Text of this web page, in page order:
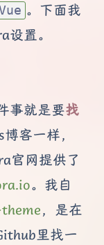
。下面我
置。
事就是要找
客一样，
官网提供了
。我自
，是在
里找一